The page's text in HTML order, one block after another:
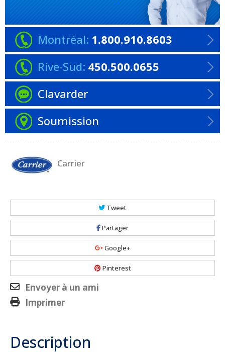
Montréal: 1.800.910.8603
Rive-Sud: 450.500.0655
Clavarder
Soumission
Carrier
Tweet
Partager
Google+
Pinterest
Envoyer à un ami
Imprimer
Description